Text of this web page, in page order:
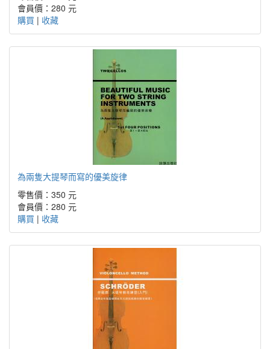
會員價：280 元
購買 | 收藏
為兩隻大提琴而寫的優美旋律
零售價：350 元
會員價：280 元
購買 | 收藏